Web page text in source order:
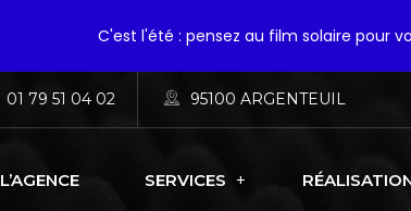
01 79 51 04 02 95100 ARGENTEUIL
L’AGENCE SERVICES
C'est l'été : pensez au film solaire pour